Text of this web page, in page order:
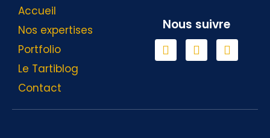
Accueil
Nos expertises
Portfolio
Le Tartiblog
Contact
Nous suivre